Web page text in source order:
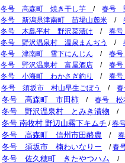
冬号 高森町 焼き干し芋 / 春号
冬号 新潟県津南町 苗場山麓米 /
冬号 木島平村 野沢菜漬け / 春
冬号 野沢温泉村 温泉まんぢう /
冬号 津南町 雪下にんじん / 春
冬号 野沢温泉村 富屋酒店 / 春
冬号 小海町 わかさぎ釣り / 春
冬号 須坂市 村山早生ごぼう /
冬号 高森町 市田柿 / 春号 松
冬号 野沢温泉村 とみき漬物 /
冬号 南牧村 野辺山霧下キムチ /春
冬号 高森町 信州市田酪農 /
冬号 須坂市 楠わいなりー /春
冬号 佐久穂町 きたやつハム /